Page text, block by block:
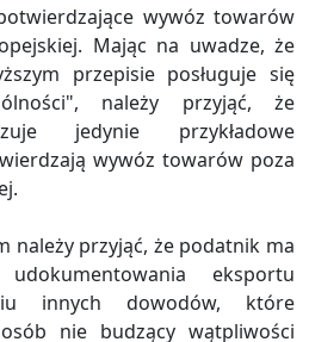
wywóz towarów
Mając na uwadze, że
przepisie posługuje się
należy przyjąć, że
jedynie przykładowe
wywóz towarów poza
należy przyjąć, że podatnik ma
eksportu
innych dowodów, które
nie budzący wątpliwości